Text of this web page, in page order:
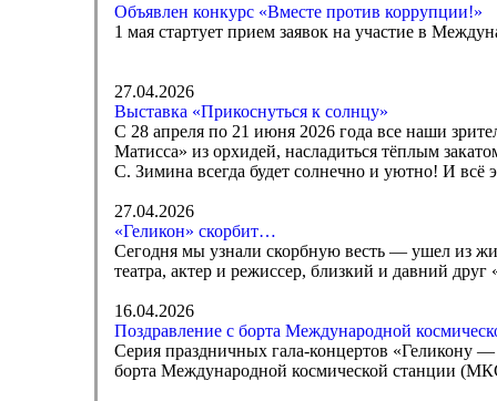
Объявлен конкурс «Вместе против коррупции!»
1 мая стартует прием заявок на участие в
27.04.2026
Выставка «Прикоснуться к солнцу»
С 28 апреля по 21 июня 2026 года все наши
Матисса» из орхидей, насладиться тёплым
С. Зимина всегда будет солнечно и уютно! И всё
27.04.2026
«Геликон» скорбит…
Сегодня мы узнали скорбную весть — ушел из
театра, актер и режиссер, близкий и давний
16.04.2026
Поздравление с борта Международной
Серия праздничных гала-концертов «Геликону
борта Международной космической станции